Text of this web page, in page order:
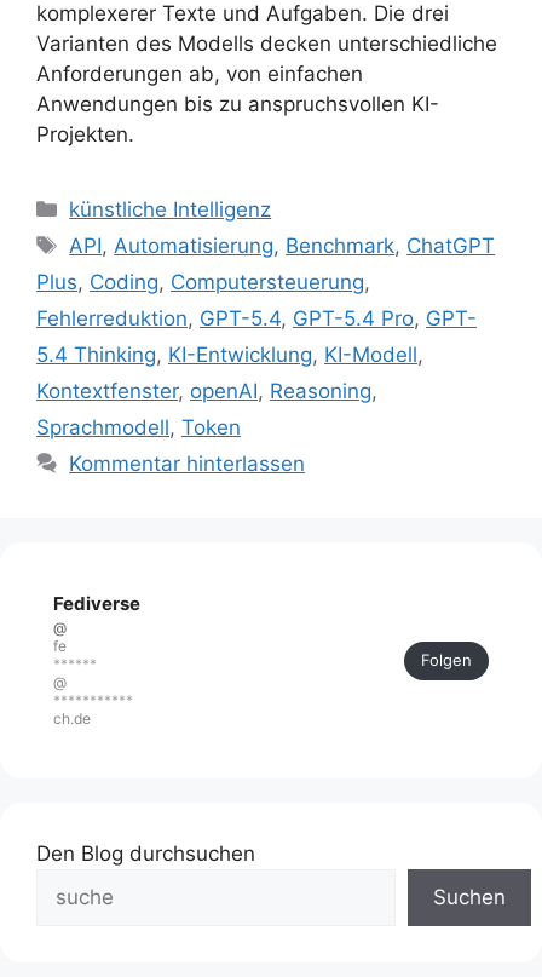
komplexerer Texte und Aufgaben. Die drei
Varianten des Modells decken unterschiedliche
Anforderungen ab, von einfachen
Anwendungen bis zu anspruchsvollen KI-
Projekten.
Kategorien
künstliche Intelligenz
Schlagwörter
API,Automatisierung, Benchmark, ChatGPT
Plus, Coding, Computersteuerung,
Fehlerreduktion, GPT-5.4, GPT-5.4 Pro, GPT-
5.4 Thinking, KI-Entwicklung, KI-Modell,
Kontextfenster, openAI, Reasoning,
Sprachmodell, Token
Kommentar hinterlassen
Fediverse
@
fe
******
@
***********
ch.de
Folgen
Den Blog durchsuchen
Suchen